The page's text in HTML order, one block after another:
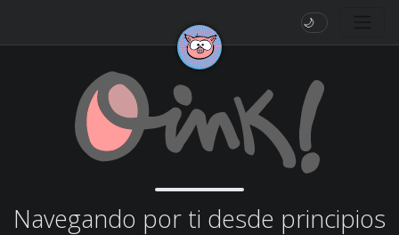
🌙
Navegando por ti desde principios